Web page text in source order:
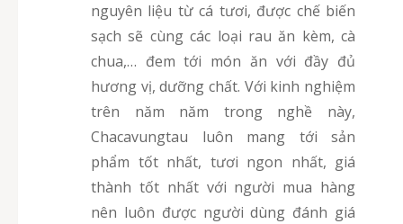
nguyên liệu từ cá tươi, được chế biến
sạch sẽ cùng các loại rau ăn kèm, cà
chua,… đem tới món ăn với đầy đủ
hương vị, dưỡng chất. Với kinh nghiệm
trên năm năm trong nghề này,
Chacavungtau luôn mang tới sản
phẩm tốt nhất, tươi ngon nhất, giá
thành tốt nhất với người mua hàng
nên luôn được người dùng đánh giá